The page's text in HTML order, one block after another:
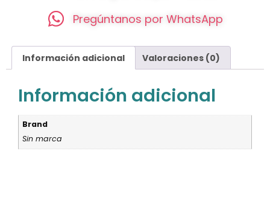
Pregúntanos por WhatsApp
Información adicional Valoraciones (0)
Información adicional
Brand
Sin marca